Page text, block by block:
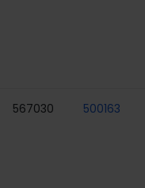
567030 500163